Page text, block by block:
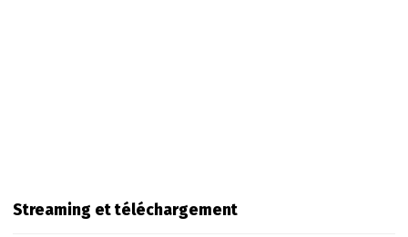
Streaming et téléchargement